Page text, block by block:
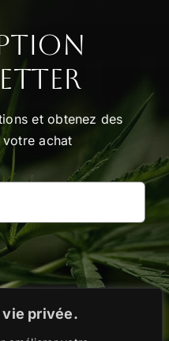
privée.
et obtenez des
achat